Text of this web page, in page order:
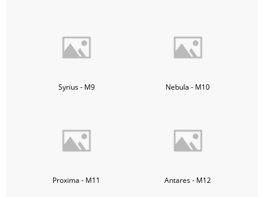
Syrius - M9 Nebula - M10
Proxima - M11 Antares - M12